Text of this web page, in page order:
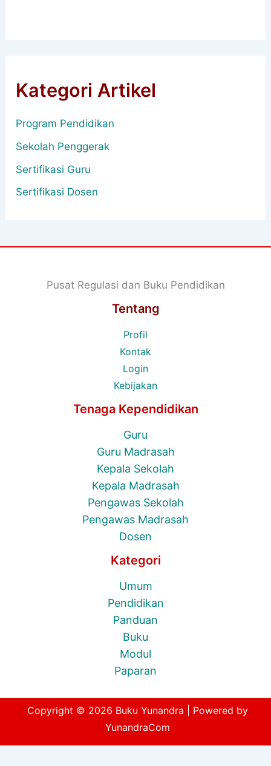
Kategori Artikel
Program Pendidikan
Sekolah Penggerak
Sertifikasi Guru
Sertifikasi Dosen
Pusat Regulasi dan Buku Pendidikan
Tentang
Profil
Kontak
Login
Kebijakan
Tenaga Kependidikan
Guru
Guru Madrasah
Kepala Sekolah
Kepala Madrasah
Pengawas Sekolah
Pengawas Madrasah
Dosen
Kategori
Umum
Pendidikan
Panduan
Buku
Modul
Paparan
Copyright © 2026 Buku Yunandra | Powered by
YunandraCom